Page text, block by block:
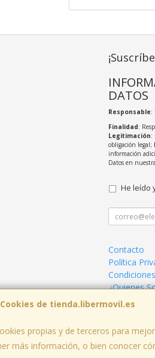
de tienda.libermovil.es
propias y de terceros para
más información, o bien conocer
DATOS
Responsable:
Finalidad:
Legitimación:
obligación legal;
información
Datos en nuestra
He leído
Contacto
Política
¿Quienes